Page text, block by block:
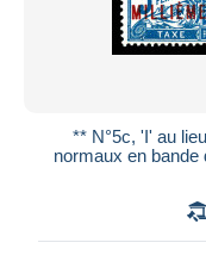
** N°5c, 'I' au
normaux en